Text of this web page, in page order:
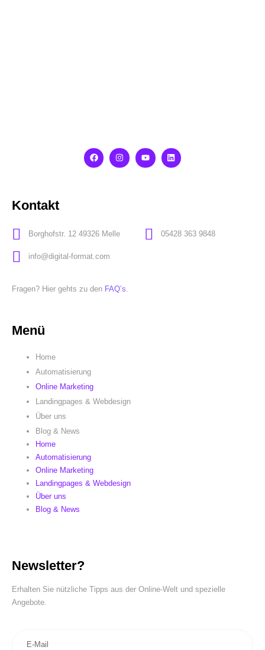
Kontakt
Borghofstr. 12 49326 Melle 05428 363 9848
info@digital-format.com
Fragen? Hier gehts zu den FAQ’s.
Menü
Home
Automatisierung
Online Marketing
Landingpages & Webdesign
Über uns
Blog & News
Home
Automatisierung
Online Marketing
Landingpages & Webdesign
Über uns
Blog & News
Newsletter?
Erhalten Sie nützliche Tipps aus der Online-Welt und spezielle
Angebote.